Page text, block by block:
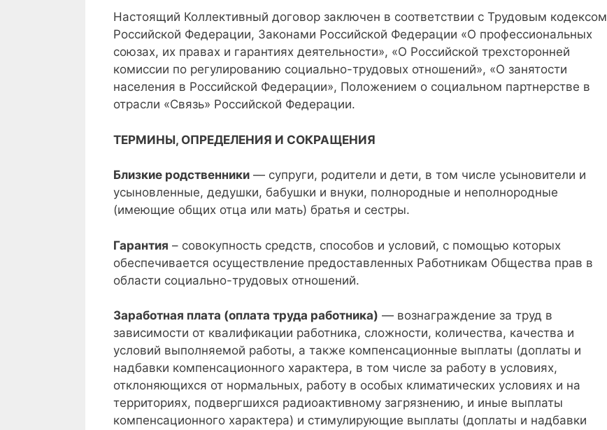
Настоящий Коллективный договор заключен в соответствии с Трудовым кодексом
Российской Федерации, Законами Российской Федерации «О профессиональных
союзах, их правах и гарантиях деятельности», «О Российской трехсторонней
комиссии по регулированию социально-трудовых отношений», «О занятости
населения в Российской Федерации», Положением о социальном партнерстве в
отрасли «Связь» Российской Федерации.
ТЕРМИНЫ, ОПРЕДЕЛЕНИЯ И СОКРАЩЕНИЯ
Близкие родственники — супруги, родители и дети, в том числе усыновители и
усыновленные, дедушки, бабушки и внуки, полнородные и неполнородные
(имеющие общих отца или мать) братья и сестры.
Гарантия – совокупность средств, способов и условий, с помощью которых
обеспечивается осуществление предоставленных Работникам Общества прав в
области социально-трудовых отношений.
Заработная плата (оплата труда работника) — вознаграждение за труд в
зависимости от квалификации работника, сложности, количества, качества и
условий выполняемой работы, а также компенсационные выплаты (доплаты и
надбавки компенсационного характера, в том числе за работу в условиях,
отклоняющихся от нормальных, работу в особых климатических условиях и на
территориях, подвергшихся радиоактивному загрязнению, и иные выплаты
компенсационного характера) и стимулирующие выплаты (доплаты и надбавки